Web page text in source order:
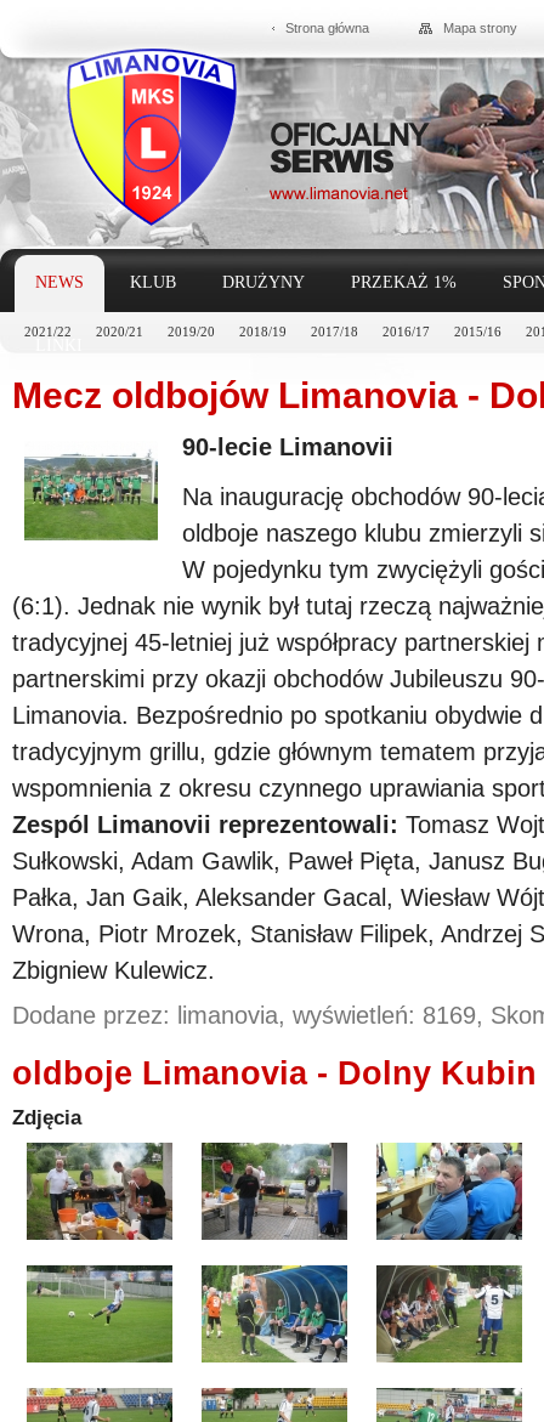
Strona główna Mapa strony
NEWS
2021/22 2020/21 2019/20 2018/19 2017/18 2016/17 2015/16
KLUB DRUŻYNY PRZEKAŻ 1%
Mecz oldbojów Limanovia -
90-lecie Limanovii
Na inaugurację obchodów 90-
oldboje naszego klubu zmierzyli
W pojedynku tym zwyciężyli
(6:1). Jednak nie wynik był tutaj rzeczą
tradycyjnej 45-letniej już współpracy
partnerskimi przy okazji obchodów Jubileuszu
Limanovia. Bezpośrednio po spotkaniu obydwie
tradycyjnym grillu, gdzie głównym tematem
wspomnienia z okresu czynnego uprawiania
Zespól Limanovii reprezentowali: Tomasz
Sułkowski, Adam Gawlik, Paweł Pięta, Janusz
Pałka, Jan Gaik, Aleksander Gacal, Wiesław
Wrona, Piotr Mrozek, Stanisław Filipek, Andrzej
Zbigniew Kulewicz.
Dodane przez: limanovia, wyświetleń: 8169,
oldboje Limanovia - Dolny Kubin
Zdjęcia